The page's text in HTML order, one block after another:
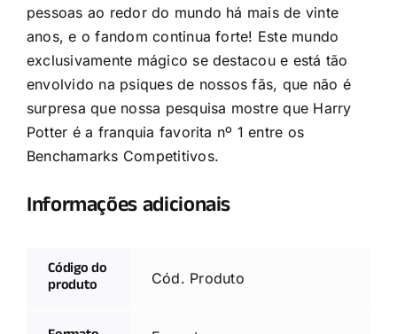
pessoas ao redor do mundo há mais de vinte
anos, e o fandom continua forte! Este mundo
exclusivamente mágico se destacou e está tão
envolvido na psiques de nossos fãs, que não é
surpresa que nossa pesquisa mostre que Harry
Potter é a franquia favorita nº 1 entre os
Benchamarks Competitivos.
Informações adicionais
Código do
produto Cód. Produto